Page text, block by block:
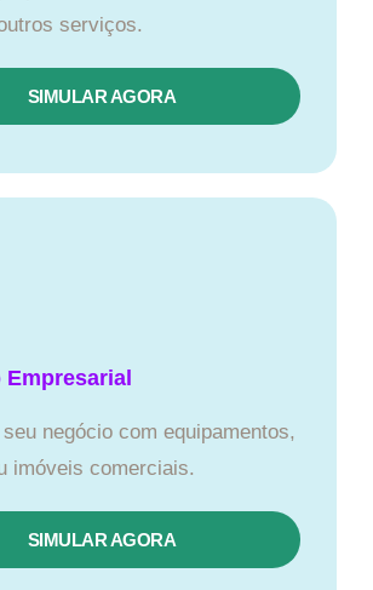
serviços.
SIMULAR AGORA
Empresarial
negócio com equipamentos,
imóveis comerciais.
SIMULAR AGORA